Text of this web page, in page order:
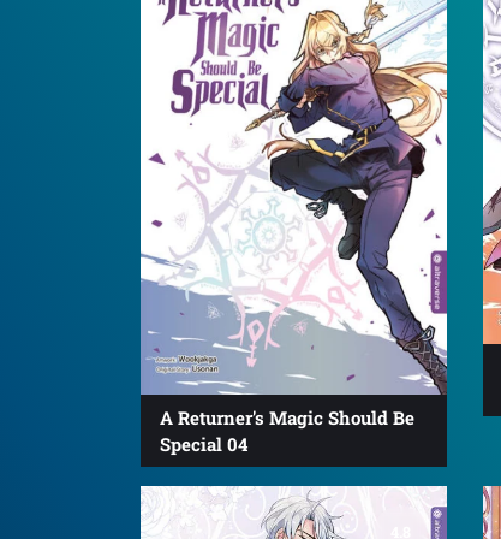
A Returner's Magic Should Be
Special 04